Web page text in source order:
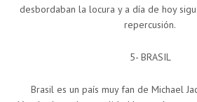
desbordaban la locura y a día de hoy
repercusión.
5- BRASIL
Brasil es un país muy fan de Michael